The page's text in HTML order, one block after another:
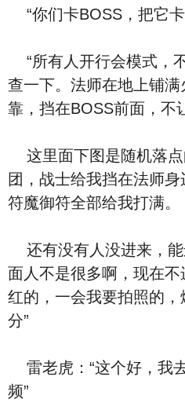
“你们卡BOSS，把它
“所有人开行会模式，
查一下。法师在地上铺
靠，挡在BOSS前面，不
这里面下图是随机落点
团，战士给我挡在法师
符魔御符全部给我打满。
还有没有人没进来，能
面人不是很多啊，现在
红的，一会我要拍照的
分”
雷老虎：“这个好，我
频”